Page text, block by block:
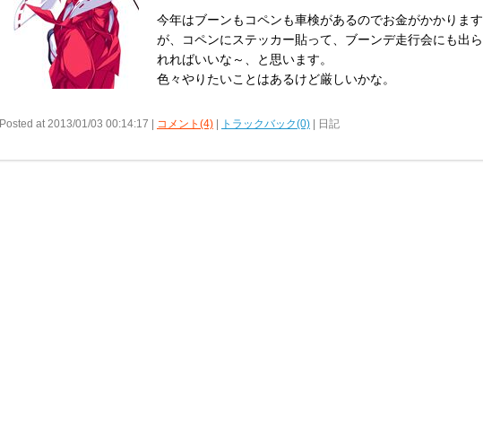
今年はブーンもコペンも車検があるのでお金がかかります
が、コペンにステッカー貼って、ブーンデ走行会にも出ら
れればいいな～、と思います。
色々やりたいことはあるけど厳しいかな。
Posted at 2013/01/03 00:14:17 | コメント(4) トラックバック(0) | 日記